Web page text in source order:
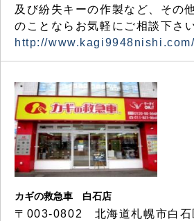
及び紛失キーの作製など、その
のことならお気軽にご相談下さい
http://www.kagi9948nishi.com/
カギの救急車 白石店
〒003-0802 北海道札幌市白石